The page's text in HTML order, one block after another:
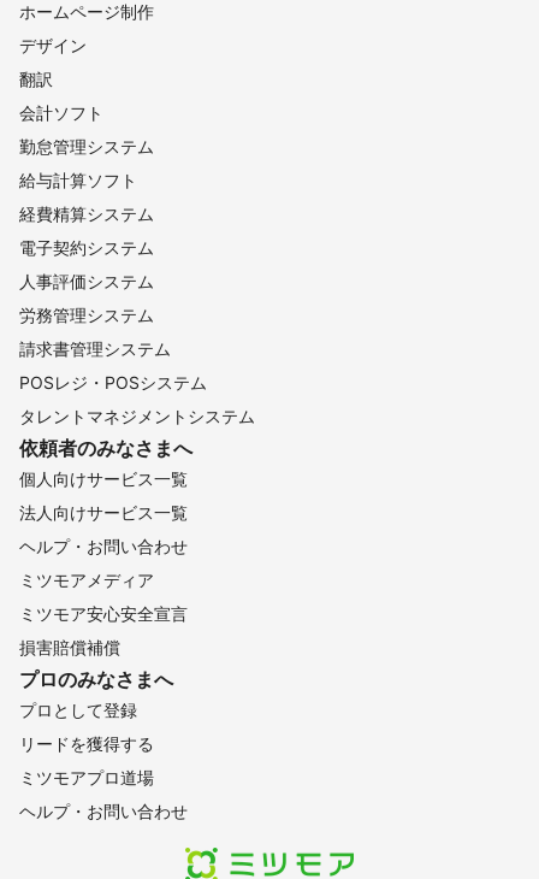
ホームページ制作
デザイン
翻訳
会計ソフト
勤怠管理システム
給与計算ソフト
経費精算システム
電子契約システム
人事評価システム
労務管理システム
請求書管理システム
POSレジ・POSシステム
タレントマネジメントシステム
依頼者のみなさまへ
個人向けサービス一覧
法人向けサービス一覧
ヘルプ・お問い合わせ
ミツモアメディア
ミツモア安心安全宣言
損害賠償補償
プロのみなさまへ
プロとして登録
リードを獲得する
ミツモアプロ道場
ヘルプ・お問い合わせ